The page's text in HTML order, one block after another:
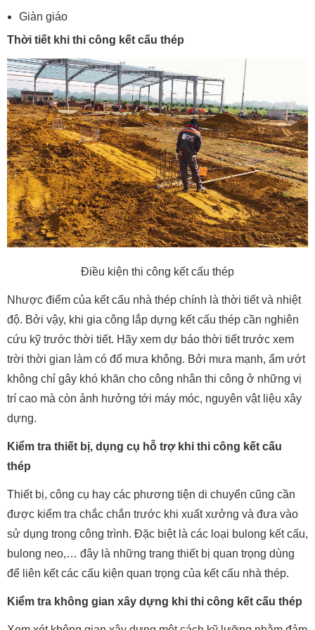
Giàn giáo
Thời tiết khi thi công kết cấu thép
Điều kiện thi công kết cấu thép
Nhược điểm của kết cấu nhà thép chính là thời tiết và nhiệt
độ. Bởi vậy, khi gia công lắp dựng kết cấu thép cần nghiên
cứu kỹ trước thời tiết. Hãy xem dự báo thời tiết trước xem
trời thời gian làm có đổ mưa không. Bởi mưa mạnh, ẩm ướt
không chỉ gây khó khăn cho công nhân thi công ở những vị
trí cao mà còn ảnh hưởng tới máy móc, nguyên vật liệu xây
dựng.
Kiểm tra thiết bị, dụng cụ hỗ trợ khi thi công kết cấu
thép
Thiết bị, công cụ hay các phương tiện di chuyển cũng cần
được kiểm tra chắc chắn trước khi xuất xưởng và đưa vào
sử dụng trong công trình. Đặc biệt là các loại bulong kết cấu,
bulong neo,… đây là những trang thiết bị quan trọng dùng
để liên kết các cấu kiện quan trọng của kết cấu nhà thép.
Kiểm tra không gian xây dựng khi thi công kết cấu thép